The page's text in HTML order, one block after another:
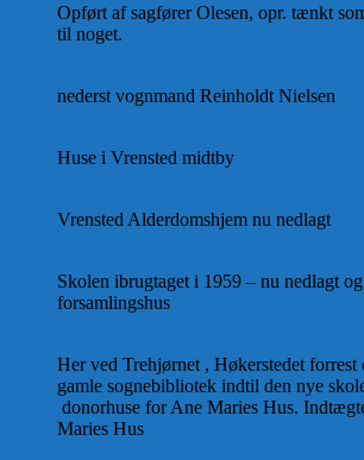
Opført af sagfører Olesen, opr. tænkt
til noget.
nederst vognmand Reinholdt Nielsen
Huse i Vrensted midtby
Vrensted Alderdomshjem nu nedlagt
Skolen ibrugtaget i 1959 – nu nedlagt
forsamlingshus
Her ved Trehjørnet , Høkerstedet forrest
gamle sognebibliotek indtil den nye
donorhuse for Ane Maries Hus.
Maries Hus